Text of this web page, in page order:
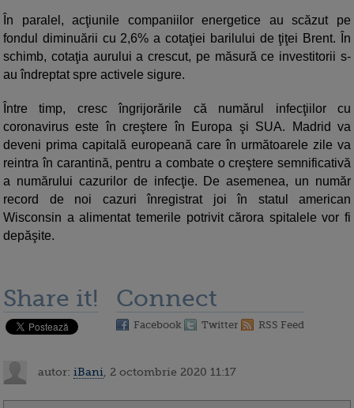
În paralel, acţiunile companiilor energetice au scăzut pe
fondul diminuării cu 2,6% a cotaţiei barilului de ţiţei Brent. În
schimb, cotaţia aurului a crescut, pe măsură ce investitorii s-
au îndreptat spre activele sigure.
Între timp, cresc îngrijorările că numărul infecţiilor cu
coronavirus este în creştere în Europa şi SUA. Madrid va
deveni prima capitală europeană care în următoarele zile va
reintra în carantină, pentru a combate o creştere semnificativă
a numărului cazurilor de infecţie. De asemenea, un număr
record de noi cazuri înregistrat joi în statul american
Wisconsin a alimentat temerile potrivit cărora spitalele vor fi
depăşite.
Share it! Connect
Facebook Twitter RSS Feed
autor: iBani , 2 octombrie 2020 11:17